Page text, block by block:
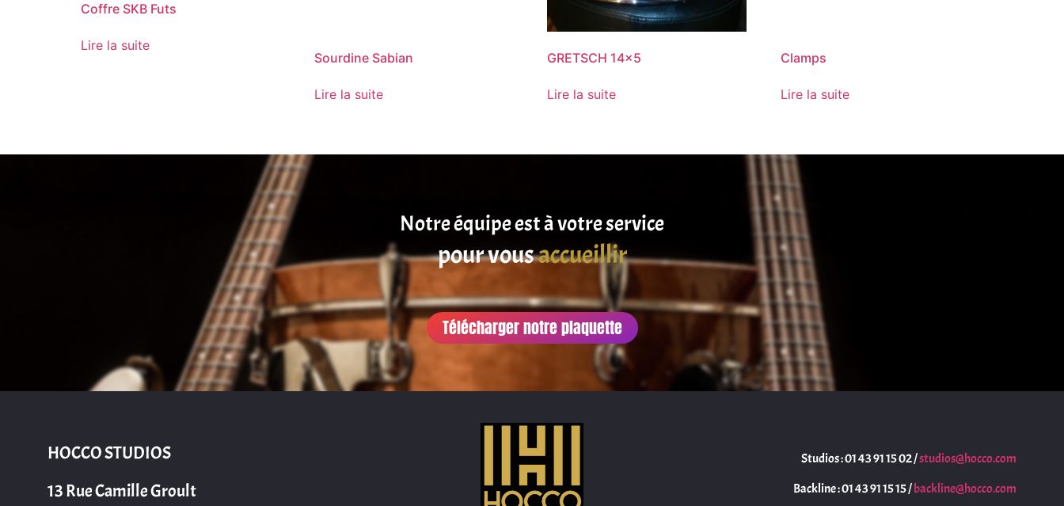
Coffre SKB Futs
Lire la suite
Sourdine Sabian
Lire la suite
GRETSCH 14×5
Lire la suite
Clamps
Lire la suite
Notre équipe est à votre service
pour vous
accueillir
satisfaire
Télécharger notre plaquette
HOCCO STUDIOS
13 Rue Camille Groult
Studios : 01 43 91 15 02 /studios@hocco.com
Backline : 01 43 91 15 15 /backline@hocco.com